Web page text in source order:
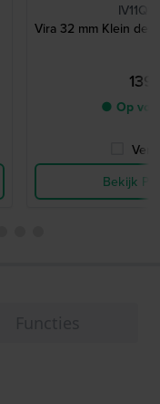
Vira 32 mm Klein
139,-
● Op
Bekijk